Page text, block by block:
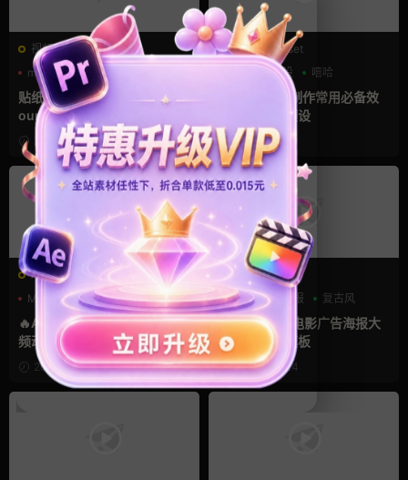
视频素材
mv
TROPIC COLOUR
复古风
贴纸胶带图片素材 Tropic Col
our Tape FX
2024-05-02
PR预设Prfpset
Pr预设 嘻哈
音乐电视MV制作常用必备效
果包PR特效预设
2024-04-10
AE模板
MG动画
mv 动漫
🔥AE模板素材包 漫剪游戏视
频动画叠加素材合集
2024-04-03
AE模板
mv
动态海报 复古风
12款音乐MV电影广告海报大
标题动画Ae模板
2024-02-24